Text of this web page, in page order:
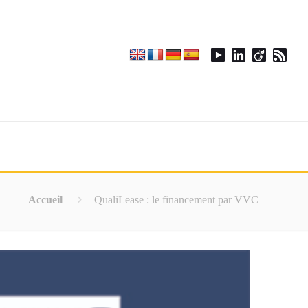
Accueil QualiLease : le financement par VVC